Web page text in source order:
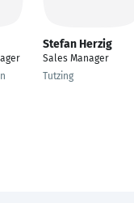
Stefan Herzig
Sales Manager
Tutzing